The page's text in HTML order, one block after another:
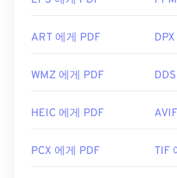
ART 에게 PDF
WMZ 에게 PDF
HEIC 에게 PDF
PCX 에게 PDF TIF